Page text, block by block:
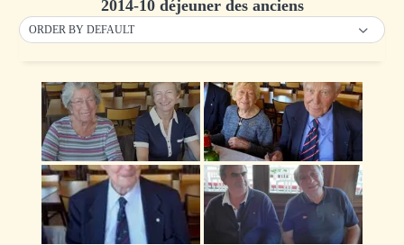
2014-10 déjeuner des anciens
ORDER BY DEFAULT